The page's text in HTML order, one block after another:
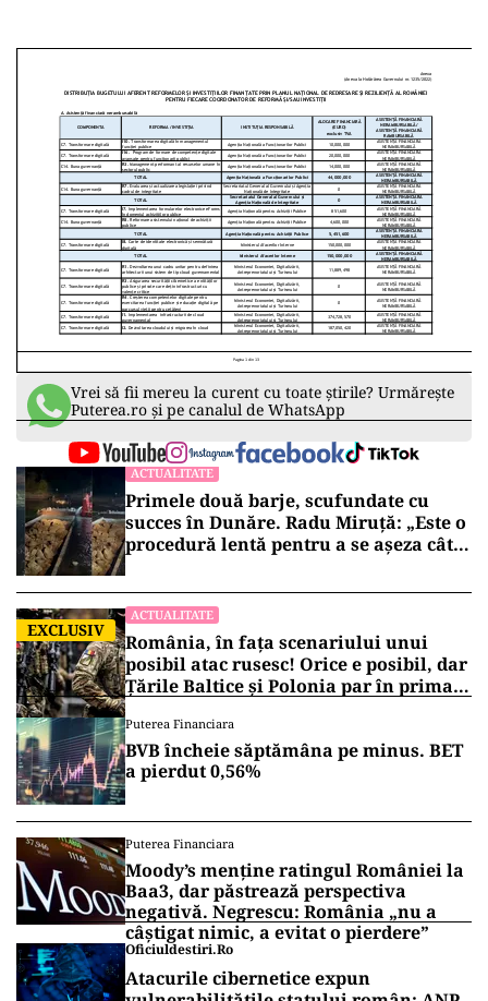
Vrei să fii mereu la curent cu toate știrile? Urmărește
Puterea.ro și pe canalul de WhatsApp
ACTUALITATE
Primele două barje, scufundate cu
succes în Dunăre. Radu Miruță: „Este o
procedură lentă pentru a se așeza cât
EXCLUSIV
ACTUALITATE
România, în fața scenariului unui
posibil atac rusesc! Orice e posibil, dar
Țările Baltice și Polonia par în prima
Puterea Financiara
BVB încheie săptămâna pe minus. BET
a pierdut 0,56%
Puterea Financiara
Moody’s menține ratingul României la
Baa3, dar păstrează perspectiva
negativă. Negrescu: România „nu a
câștigat nimic, a evitat o pierdere”
Oficiuldestiri.ro
Atacurile cibernetice expun